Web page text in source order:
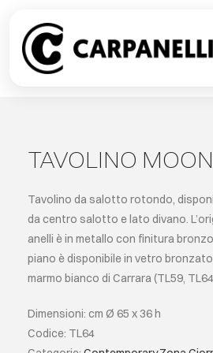
content
TAVOLINO
Tavolino da salotto rotondo,
da centro salotto e lato divano.
anelli è in metallo con finitura
piano è disponibile in vetro bronzato
marmo bianco di Carrara (TL59,
Dimensioni: cm Ø 65 x 36 h
Codice: TL64